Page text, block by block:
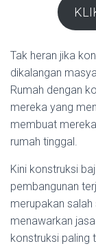
Tak heran jika
dikalangan
Rumah dengan
mereka yang
membuat
rumah tinggal.
Kini konstruksi
pembangunan
merupakan
menawarkan
konstruksi paling